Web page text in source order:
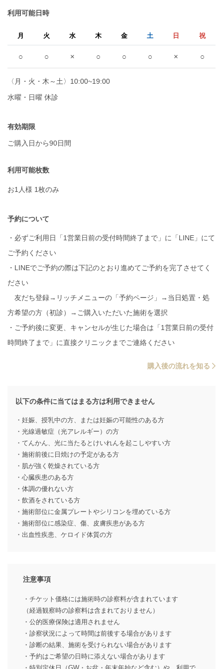
利用可能日時
月 火 水 木 金 土 日 祝
○ ○ × ○ ○ ○ × ○
〈月・火・木～土〉10:00~19:00
水曜・日曜 休診
有効期限
ご購入日から90日間
利用可能枚数
お1人様 1枚のみ
予約について
・必ずご利用日「1営業日前の受付時間終了まで」に「LINE」にて
ご予約ください
・LINEでご予約の際は下記のとおり進めてご予約を完了させてく
ださい
友だち登録→リッチメニューの「予約ページ」→当日処置・処
方希望の方（初診）→ご購入いただいた施術を選択
・ご予約後に変更、キャンセルが生じた場合は「1営業日前の受付
時間終了まで」に直接クリニックまでご連絡ください
購入後の流れを知る
以下の条件に当てはまる方は利用できません
・妊娠、授乳中の方、または妊娠の可能性のある方
・光線過敏症（光アレルギー）の方
・てんかん、光に当たるとけいれんを起こしやすい方
・施術前後に日焼けの予定がある方
・肌が強く乾燥されている方
・心臓疾患のある方
・体調の優れない方
・飲酒をされている方
・施術部位に金属プレートやシリコンを埋めている方
・施術部位に感染症、傷、皮膚疾患がある方
・出血性疾患、ケロイド体質の方
注意事項
・チケット価格には施術時の診察料が含まれています
（経過観察時の診察料は含まれておりません）
・公的医療保険は適用されません
・診察状況によって時間は前後する場合があります
・診断の結果、施術を受けられない場合があります
・予約はご希望の日時に添えない場合があります